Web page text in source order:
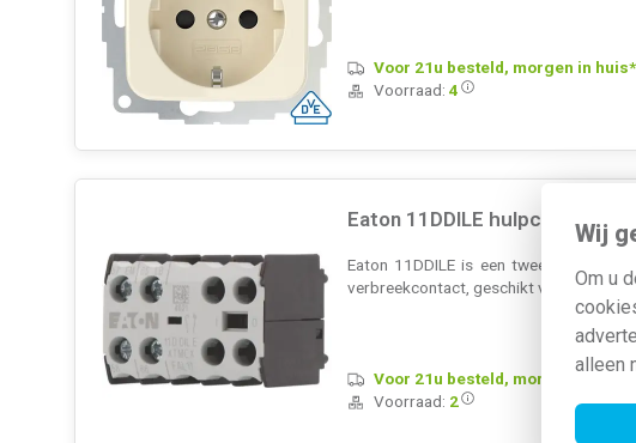
Wij
Om u
alleen
Voor 21u besteld, morgen in huis*
Voorraad: 4
Eaton 11DDILE
Eaton 11DDILE is een tweepolige
verbreekcontact, geschikt voor AC-15
Voor 21u besteld, morgen in huis*
Voorraad: 2